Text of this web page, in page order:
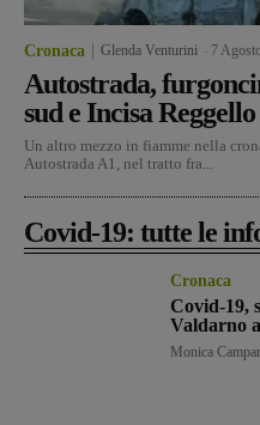
Cronaca Glenda Venturini 7
Autostrada,
sud e Incisa Reggello
Un altro mezzo in fiamme nella
Autostrada A1, nel tratto fra...
Covid-19: tutte le
Cronaca
Covid-19,
Valdarno
Monica